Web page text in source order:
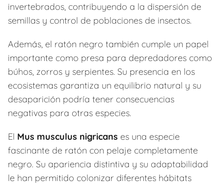
invertebrados, contribuyendo a la dispersión de
semillas y control de poblaciones de insectos.
Además, el ratón negro también cumple un papel
importante como presa para depredadores como
búhos, zorros y serpientes. Su presencia en los
ecosistemas garantiza un equilibrio natural y su
desaparición podría tener consecuencias
negativas para otras especies.
El Mus musculus nigricans es una especie
fascinante de ratón con pelaje completamente
negro. Su apariencia distintiva y su adaptabilidad
le han permitido colonizar diferentes hábitats